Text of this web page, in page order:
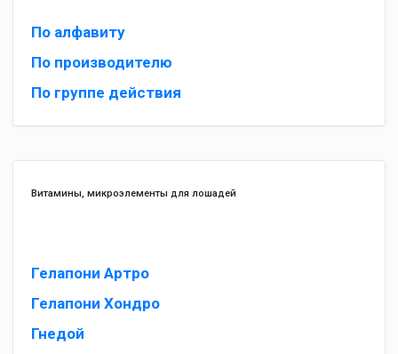
По алфавиту
По производителю
По группе действия
Витамины, микроэлементы для лошадей
Гелапони Артро
Гелапони Хондро
Гнедой